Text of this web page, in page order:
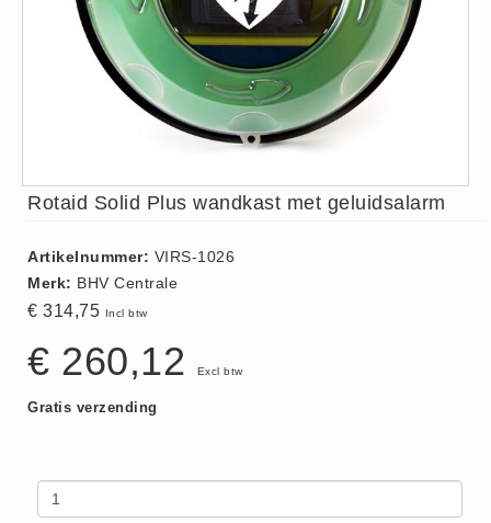
Evenementenveiligheid
Inspectiecentrale
Ons Team
Betalingsmogelijkheden
Privacy
Algemene Voorwaarden
(20)
Rotaid Solid Plus wandkast met geluidsalarm
Artikelnummer: VIRS-1026
Merk: BHV Centrale
€ 314,75 Incl btw
€ 260,12 Excl btw
Gratis verzending